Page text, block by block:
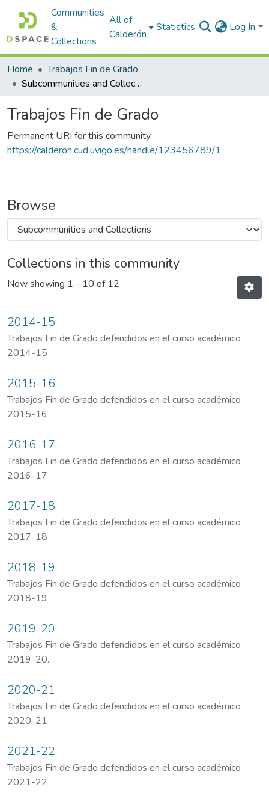
Communities
&
Collections
All of
Calderón
Statistics Log In
Home
Trabajos Fin de Grado
Subcommunities and Collections
Trabajos Fin de Grado
Permanent URI for this community
https://calderon.cud.uvigo.es/handle/123456789/1
Browse
Collections in this community
Now showing 1 - 10 of 12
2014-15
Trabajos Fin de Grado defendidos en el curso académico
2014-15
2015-16
Trabajos Fin de Grado defendidos en el curso académico
2015-16
2016-17
Trabajos Fin de Grado defendidos en el curso académico
2016-17
2017-18
Trabajos Fin de Grado defendidos en el curso académico
2017-18
2018-19
Trabajos Fin de Grado defendidos en el curso académico
2018-19
2019-20
Trabajos Fin de Grado defendidos en el curso académico
2019-20.
2020-21
Trabajos Fin de Grado defendidos en el curso académico
2020-21
2021-22
Trabajos Fin de Grado defendidos en el curso académico
2021-22